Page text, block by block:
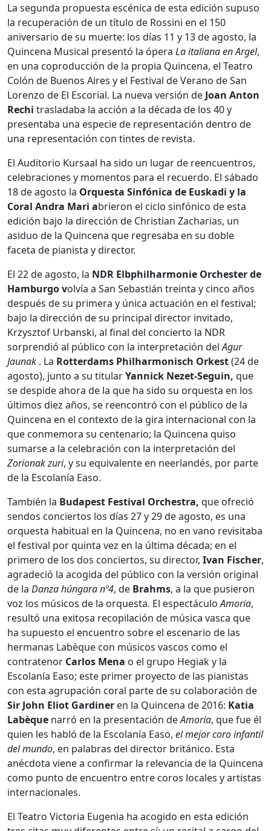
La segunda propuesta escénica de esta edición supuso
la recuperación de un título de Rossini en el 150
aniversario de su muerte: los días 11 y 13 de agosto, la
Quincena Musical presentó la ópera La italiana en Argel,
en una coproducción de la propia Quincena, el Teatro
Colón de Buenos Aires y el Festival de Verano de San
Lorenzo de El Escorial. La nueva versión de Joan Anton
Rechi trasladaba la acción a la década de los 40 y
presentaba una especie de representación dentro de
una representación con tintes de revista.
El Auditorio Kursaal ha sido un lugar de reencuentros,
celebraciones y momentos para el recuerdo. El sábado
18 de agosto la Orquesta Sinfónica de Euskadi y la
Coral Andra Mari abrieron el ciclo sinfónico de esta
edición bajo la dirección de Christian Zacharias, un
asiduo de la Quincena que regresaba en su doble
faceta de pianista y director.
El 22 de agosto, la NDR Elbphilharmonie Orchester de
Hamburgo volvía a San Sebastián treinta y cinco años
después de su primera y única actuación en el festival;
bajo la dirección de su principal director invitado,
Krzysztof Urbanski, al final del concierto la NDR
sorprendió al público con la interpretación delAgur
Jaunak . La Rotterdams Philharmonisch Orkest(24 de
agosto), junto a su titularYannick Nezet-Seguin, que
se despide ahora de la que ha sido su orquesta en los
últimos diez años, se reencontró con el público de la
Quincena en el contexto de la gira internacional con la
que conmemora su centenario; la Quincena quiso
sumarse a la celebración con la interpretación del
Zorionak zuri, y su equivalente en neerlandés, por parte
de la Escolanía Easo.
También la Budapest Festival Orchestra, que ofreció
sendos conciertos los días 27 y 29 de agosto, es una
orquesta habitual en la Quincena, no en vano revisitaba
el festival por quinta vez en la última década; en el
primero de los dos conciertos, su director, Ivan Fischer,
agradeció la acogida del público con la versión original
de la Danza húngara nº4, de Brahms, a la que pusieron
voz los músicos de la orquesta. El espectáculoAmoria,
resultó una exitosa recopilación de música vasca que
ha supuesto el encuentro sobre el escenario de las
hermanas Labèque con músicos vascos como el
contratenor Carlos Mena o el grupo Hegiak y la
Escolanía Easo; este primer proyecto de las pianistas
con esta agrupación coral parte de su colaboración de
Sir John Eliot Gardiner en la Quincena de 2016: Katia
Labèque narró en la presentación deAmoria, que fue él
quien les habló de la Escolanía Easo, el mejor coro infantil
del mundo, en palabras del director británico. Esta
anécdota viene a confirmar la relevancia de la Quincena
como punto de encuentro entre coros locales y artistas
internacionales.
El Teatro Victoria Eugenia ha acogido en esta edición